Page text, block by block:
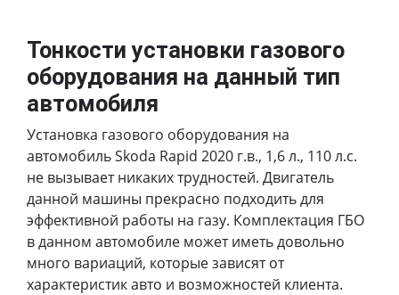
Тонкости установки газового
оборудования на данный тип
автомобиля
Установка газового оборудования на
автомобиль Skoda Rapid 2020 г.в., 1,6 л., 110 л.с.
не вызывает никаких трудностей. Двигатель
данной машины прекрасно подходить для
эффективной работы на газу. Комплектация ГБО
в данном автомобиле может иметь довольно
много вариаций, которые зависят от
характеристик авто и возможностей клиента.